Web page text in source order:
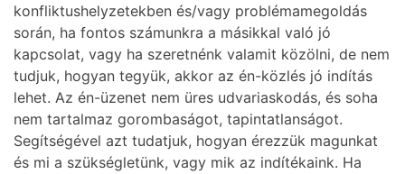
konfliktushelyzetekben és/vagy problémamegoldás
során, ha fontos számunkra a másikkal való jó
kapcsolat, vagy ha szeretnénk valamit közölni, de nem
tudjuk, hogyan tegyük, akkor az én-közlés jó indítás
lehet. Az én-üzenet nem üres udvariaskodás, és soha
nem tartalmaz gorombaságot, tapintatlanságot.
Segítségével azt tudatjuk, hogyan érezzük magunkat
és mi a szükségletünk, vagy mik az indítékaink. Ha